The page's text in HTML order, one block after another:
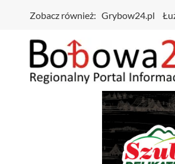
Zobacz również: Grybow24.pl